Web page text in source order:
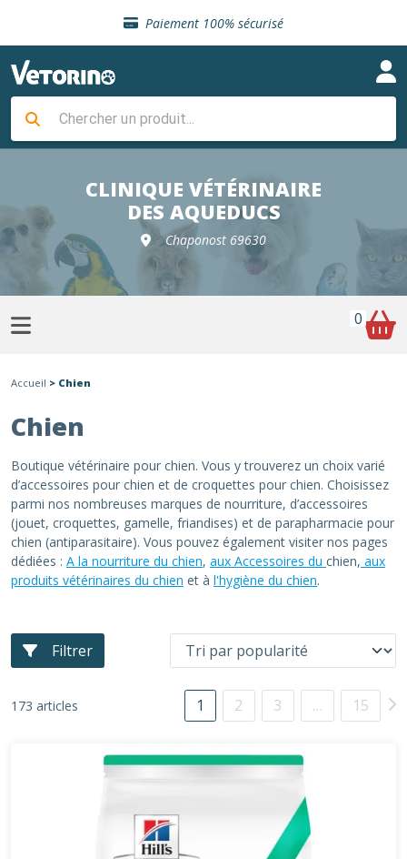
Paiement 100% sécurisé
Livraison gratuite en clinique vétérinaire
Sélection de croquettes vétérinaire
Livraison gratuite en clinique vétérinaire
Retour gratuit en clinique
CLINIQUE VÉTÉRINAIRE
DES AQUEDUCS
Chaponost 69630
0
Accueil > Chien
Chien
Boutique vétérinaire pour chien. Vous y trouverez un choix varié
d’accessoires pour chien et de croquettes pour chien. Choisissez
parmi nos nombreuses marques de nourriture, d’accessoires
(jouet, croquettes, gamelle, friandises) et de parapharmacie pour
chien (antiparasitaire). Vous pouvez également visiter nos pages
dédiées : A la nourriture du chien, aux Accessoires du chien, aux
produits vétérinaires du chien et à l'hygiène du chien.
Filtrer
173 articles 1 2 3 … 15